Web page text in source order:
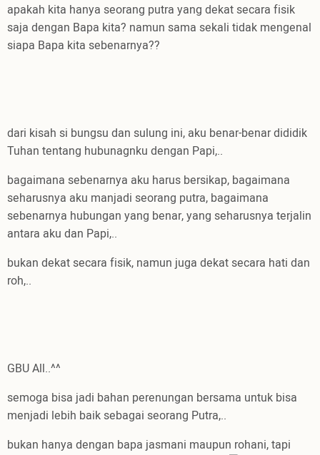
apakah kita hanya seorang putra yang dekat secara fisik
saja dengan Bapa kita? namun sama sekali tidak mengenal
siapa Bapa kita sebenarnya??
dari kisah si bungsu dan sulung ini, aku benar-benar dididik
Tuhan tentang hubunagnku dengan Papi,..
bagaimana sebenarnya aku harus bersikap, bagaimana
seharusnya aku manjadi seorang putra, bagaimana
sebenarnya hubungan yang benar, yang seharusnya terjalin
antara aku dan Papi,..
bukan dekat secara fisik, namun juga dekat secara hati dan
roh,..
GBU All..^^
semoga bisa jadi bahan perenungan bersama untuk bisa
menjadi lebih baik sebagai seorang Putra,..
bukan hanya dengan bapa jasmani maupun rohani, tapi